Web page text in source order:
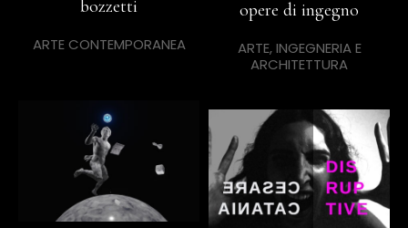
bozzetti
ARTE CONTEMPORANEA
opere di ingegno
ARTE, INGEGNERIA E
ARCHITETTURA